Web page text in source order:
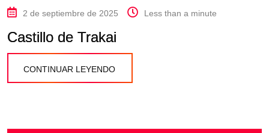
2 de septiembre de 2025 Less than a minute
Castillo de Trakai
CONTINUAR LEYENDO